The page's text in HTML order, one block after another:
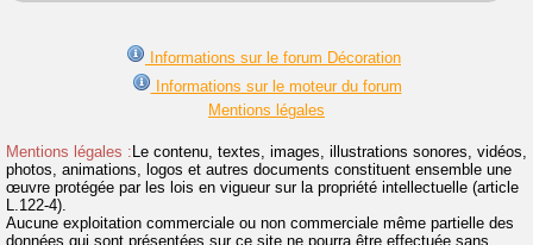
Informations sur le forum Décoration
Informations sur le moteur du forum
Mentions légales
Mentions légales :Le contenu, textes, images, illustrations sonores, vidéos,
photos, animations, logos et autres documents constituent ensemble une
œuvre protégée par les lois en vigueur sur la propriété intellectuelle (article
L.122-4).
Aucune exploitation commerciale ou non commerciale même partielle des
données qui sont présentées sur ce site ne pourra être effectuée sans